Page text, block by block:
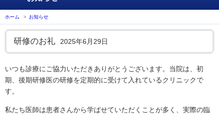
ホーム > お知らせ
研修のお礼 2025年6月29日
いつも診療にご協力いただきありがとうございます。当院は、初
期、後期研修医の研修を定期的に受けて入れているクリニックで
す。
私たち医師は患者さんから学ばせていただくことが多く、実際の臨